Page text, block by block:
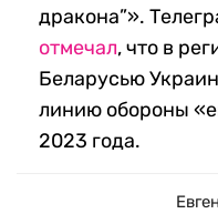
дракона”».
отмечал, что в
Беларусью
линию обороны
2023 года.